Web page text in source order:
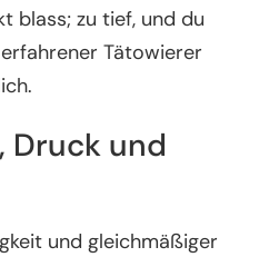
blass; zu tief, und du
Tätowierer
Druck und
und gleichmäßiger